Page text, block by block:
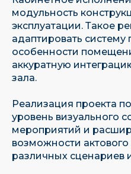
модульность
эксплуатации. Такое
адаптировать
особенности
аккуратную
зала.
Реализация проекта
уровень визуального
мероприятий и
возможности
различных сценариев
Имеем собственную научно-
исследовательскую базу